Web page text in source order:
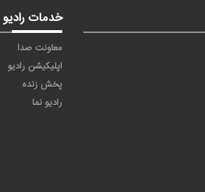
خدمات رادیو
معاونت صدا
اپلیکیشن رادیو
پخش زنده
رادیو نما